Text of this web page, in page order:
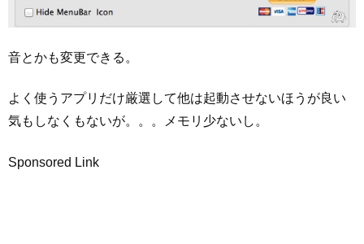
音とかも変更できる。
よく使うアプリだけ厳選して他は起動させないほうが良い
気もしなくもないが。。。メモリ少ないし。
Sponsored Link